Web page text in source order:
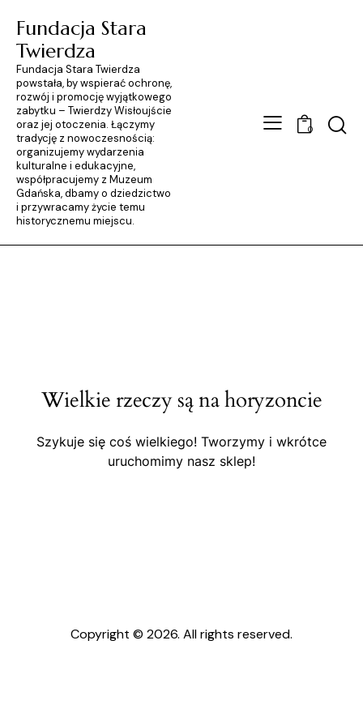
Fundacja Stara
Twierdza
Fundacja Stara Twierdza
powstała, by wspierać ochronę,
rozwój i promocję wyjątkowego
zabytku – Twierdzy Wisłoujście
oraz jej otoczenia. Łączymy
tradycję z nowoczesnością:
organizujemy wydarzenia
kulturalne i edukacyjne,
współpracujemy z Muzeum
Gdańska, dbamy o dziedzictwo
i przywracamy życie temu
historycznemu miejscu.
0
Wielkie rzeczy są na horyzoncie
Szykuje się coś wielkiego! Tworzymy i wkrótce
uruchomimy nasz sklep!
Copyright © 2026. All rights reserved.